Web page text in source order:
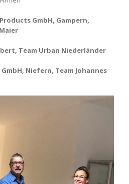
GmbH, Gampern,
Team Urban Niederländer
Niefern, Team Johannes